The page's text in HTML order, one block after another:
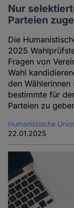
Nur
Parteien
Die
2025
Fragen von
Wahl
den
bestimmte für
Parteien zu
Humanistische
22.01.2025